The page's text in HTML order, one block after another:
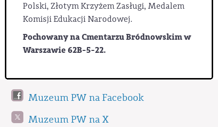
Polski, Złotym Krzyżem Zasługi, Medalem
Komisji Edukacji Narodowej.
Pochowany na Cmentarzu Bródnowskim w
Warszawie 62B-5-22.
Muzeum PW na Facebook
Muzeum PW na X